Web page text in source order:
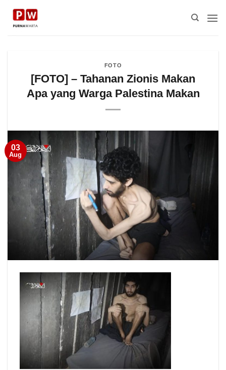
FOTO
[FOTO] – Tahanan Zionis Makan
Apa yang Warga Palestina Makan
03
Aug